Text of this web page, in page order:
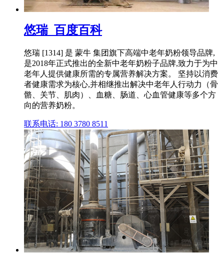
悠瑞_百度百科
悠瑞 [1314] 是 蒙牛 集团旗下高端中老年奶粉领导品牌,
是2018年正式推出的全新中老年奶粉子品牌,致力于为中
老年人提供健康所需的专属营养解决方案。 坚持以消费
者健康需求为核心,并相继推出解决中老年人行动力（骨
骼、关节、肌肉）、血糖、肠道、心血管健康等多个方
向的营养奶粉。
联系电话: 180 3780 8511